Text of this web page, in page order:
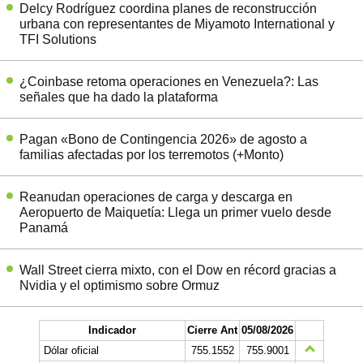
Delcy Rodríguez coordina planes de reconstrucción
urbana con representantes de Miyamoto International y
TFI Solutions
¿Coinbase retoma operaciones en Venezuela?: Las
señales que ha dado la plataforma
Pagan «Bono de Contingencia 2026» de agosto a
familias afectadas por los terremotos (+Monto)
Reanudan operaciones de carga y descarga en
Aeropuerto de Maiquetía: Llega un primer vuelo desde
Panamá
Wall Street cierra mixto, con el Dow en récord gracias a
Nvidia y el optimismo sobre Ormuz
Indicador Cierre Ant 05/08/2026
Dólar oficial
755.1552
755.9001